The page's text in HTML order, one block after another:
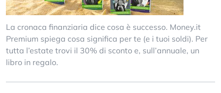
La cronaca finanziaria dice cosa è successo. Money.it
Premium spiega cosa significa per te (e i tuoi soldi). Per
tutta l’estate trovi il 30% di sconto e, sull’annuale, un
libro in regalo.